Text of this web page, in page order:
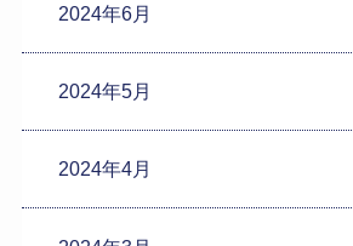
2024年6月
2024年5月
2024年4月